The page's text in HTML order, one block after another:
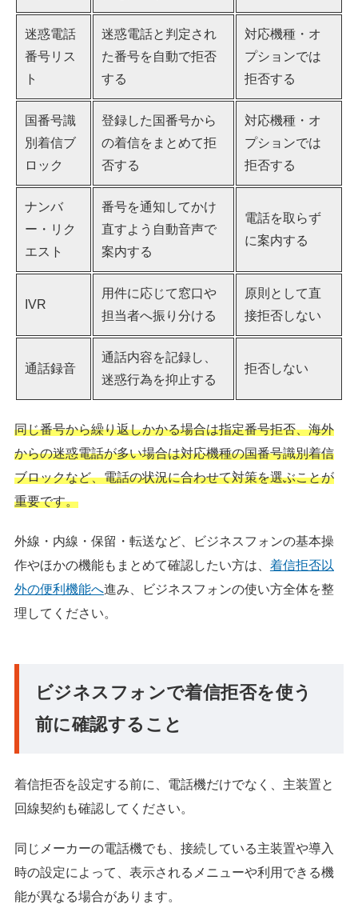
迷惑電話
番号リス
ト
迷惑電話と判定され
た番号を自動で拒否
する
対応機種・オ
プションでは
拒否する
国番号識
別着信ブ
ロック
登録した国番号から
の着信をまとめて拒
否する
対応機種・オ
プションでは
拒否する
ナンバ
ー・リク
エスト
番号を通知してかけ
直すよう自動音声で
案内する
電話を取らず
に案内する
IVR
用件に応じて窓口や
担当者へ振り分ける
原則として直
接拒否しない
通話録音
通話内容を記録し、
迷惑行為を抑止する
拒否しない
同じ番号から繰り返しかかる場合は指定番号拒否、海外
からの迷惑電話が多い場合は対応機種の国番号識別着信
ブロックなど、電話の状況に合わせて対策を選ぶことが
重要です。
外線・内線・保留・転送など、ビジネスフォンの基本操
作やほかの機能もまとめて確認したい方は、 着信拒否以
外の便利機能へ進み、ビジネスフォンの使い方全体を整
理してください。
ビジネスフォンで着信拒否を使う
前に確認すること
着信拒否を設定する前に、電話機だけでなく、主装置と
回線契約も確認してください。
同じメーカーの電話機でも、接続している主装置や導入
時の設定によって、表示されるメニューや利用できる機
能が異なる場合があります。